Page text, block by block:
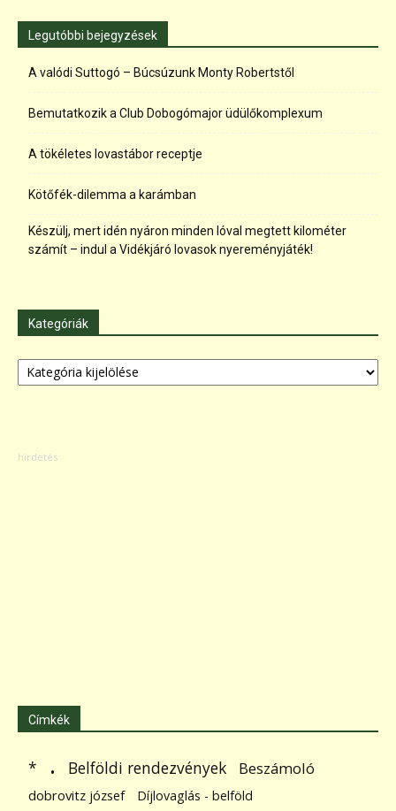
Legutóbbi bejegyzések
A valódi Suttogó – Búcsúzunk Monty Robertstől
Bemutatkozik a Club Dobogómajor üdülőkomplexum
A tökéletes lovastábor receptje
Kötőfék-dilemma a karámban
Készülj, mert idén nyáron minden lóval megtett kilométer
számít – indul a Vidékjáró lovasok nyereményjáték!
Kategóriák
Kategóriák
Címkék
* . Belföldi rendezvények Beszámoló
dobrovitz józsef
Díjlovaglás - belföld